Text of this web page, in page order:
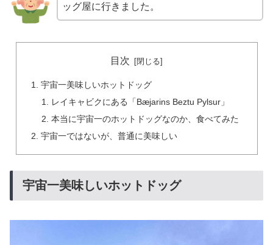
ッグ屋に行きました。
目次
宇宙一美味しいホットドッグ
レイキャビクにある「Bæjarins Beztu Pylsur」
本当に宇宙一のホットドッグなのか、食べてみた
宇宙一ではないが、普通に美味しい
宇宙一美味しいホットドッグ